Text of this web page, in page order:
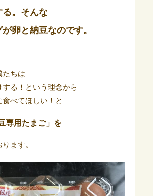
る。そんな
卵と納豆なのです。
たちは
する！という理念から
食べてほしい！と
専用たまご」を
ます。